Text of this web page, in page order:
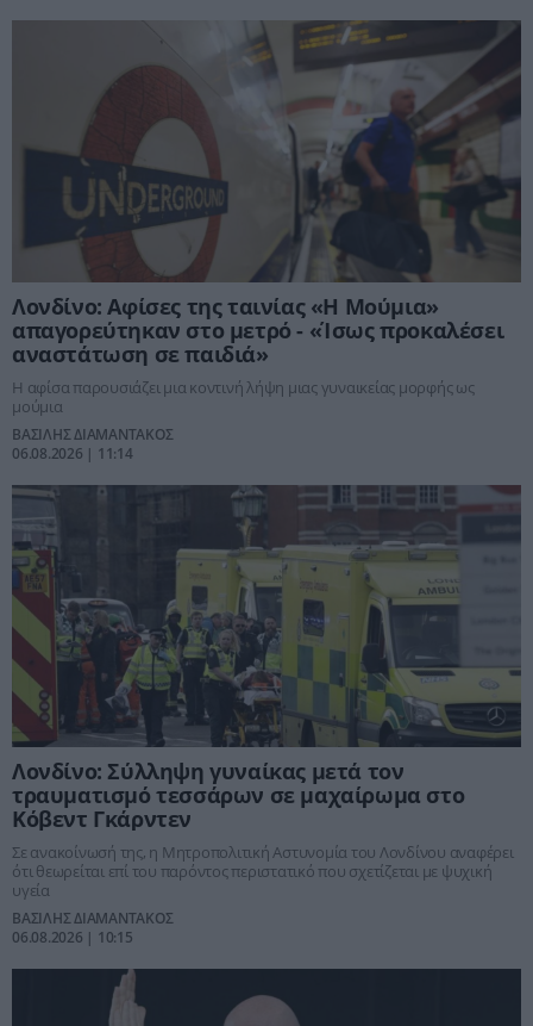
Λονδίνο: Αφίσες της ταινίας «Η Μούμια»
απαγορεύτηκαν στο μετρό - «Ίσως προκαλέσει
αναστάτωση σε παιδιά»
Η αφίσα παρουσιάζει μια κοντινή λήψη μιας γυναικείας μορφής ως
μούμια
ΒΑΣΙΛΗΣ ΔΙΑΜΑΝΤΑΚΟΣ
06.08.2026 | 11:14
Λονδίνο: Σύλληψη γυναίκας μετά τον
τραυματισμό τεσσάρων σε μαχαίρωμα στο
Κόβεντ Γκάρντεν
Σε ανακοίνωσή της, η Μητροπολιτική Αστυνομία του Λονδίνου αναφέρει
ότι θεωρείται επί του παρόντος περιστατικό που σχετίζεται με ψυχική
υγεία
ΒΑΣΙΛΗΣ ΔΙΑΜΑΝΤΑΚΟΣ
06.08.2026 | 10:15